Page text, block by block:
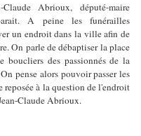
Abrioux, député-maire
A peine les funérailles
un endroit dans la ville afin de
On parle de débaptiser la place
boucliers des passionnés de la
pense alors pouvoir passer les
reposée à la question de l'endroit
Claude Abrioux.